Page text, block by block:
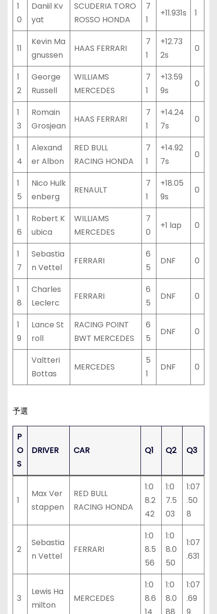
1
0
Daniil Kv
yat
SCUDERIA TORO
ROSSO HONDA
7
1
+11.931s 1
11
Kevin Ma
gnussen
HAAS FERRARI
7
1
+12.73
2s
0
1
2
George
Russell
WILLIAMS
MERCEDES
7
1
+13.59
9s
0
1
3
Romain
Grosjean
HAAS FERRARI
7
1
+14.24
7s
0
1
4
Alexand
er Albon
RED BULL
RACING HONDA
7
1
+14.92
7s
0
1
5
Nico Hulk
enberg
RENAULT
7
1
+18.05
9s
0
1
6
Robert K
ubica
WILLIAMS
MERCEDES
7
0
+1 lap 0
1
7
Sebastia
n Vettel
FERRARI
6
5
DNF 0
1
8
Charles
Leclerc
FERRARI
6
5
DNF 0
1
9
Lance St
roll
RACING POINT
BWT MERCEDES
6
5
DNF 0
Valtteri
Bottas
MERCEDES
5
1
DNF 0
予選
P
O
S
DRIVER CAR Q1 Q2 Q3
1
Max Ver
stappen
RED BULL
RACING HONDA
1:0
8.2
42
1:0
7.5
03
1:07
.50
8
2
Sebastia
n Vettel
FERRARI
1:0
8.5
56
1:0
8.0
50
1:07
.631
3
Lewis Ha
milton
MERCEDES
1:0
8.6
1:0
8.0
1:07
.69